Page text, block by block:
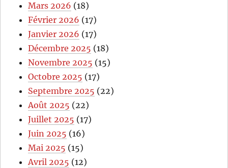
Mars 2026 (18)
Février 2026 (17)
Janvier 2026 (17)
Décembre 2025 (18)
Novembre 2025 (15)
Octobre 2025 (17)
Septembre 2025 (22)
Août 2025 (22)
Juillet 2025 (17)
Juin 2025 (16)
Mai 2025 (15)
Avril 2025 (12)